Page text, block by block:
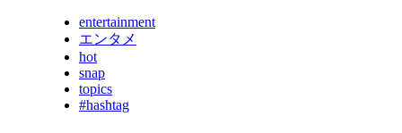
entertainment
エンタメ
hot
snap
topics
#hashtag